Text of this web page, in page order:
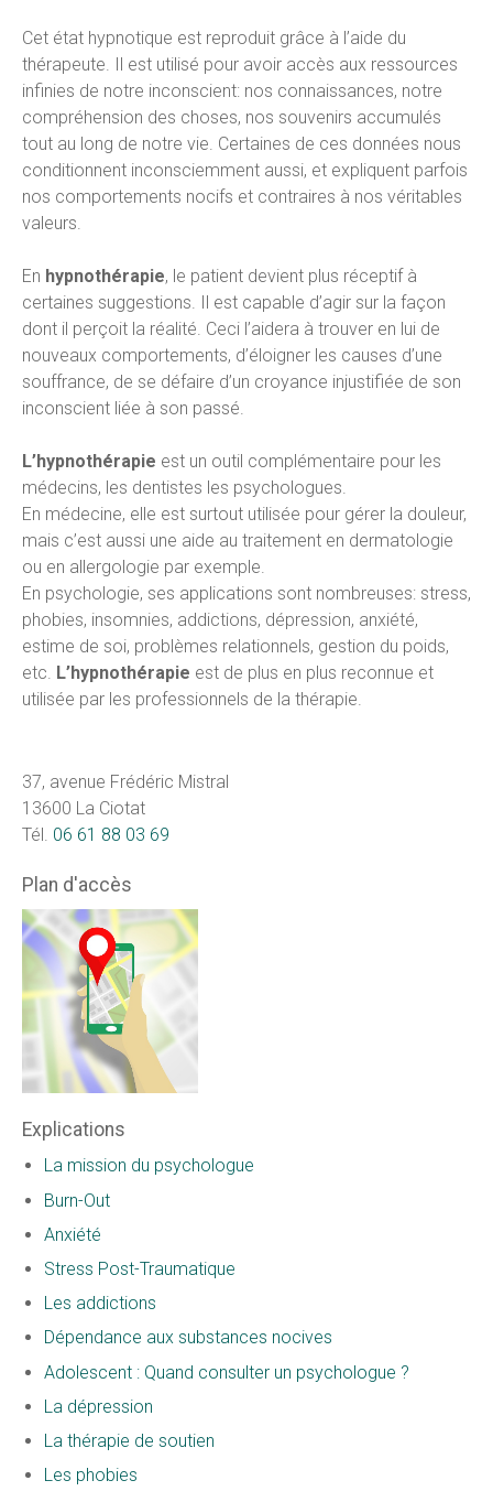
Cet état hypnotique est reproduit grâce à l’aide du
thérapeute. Il est utilisé pour avoir accès aux ressources
infinies de notre inconscient: nos connaissances, notre
compréhension des choses, nos souvenirs accumulés
tout au long de notre vie. Certaines de ces données nous
conditionnent inconsciemment aussi, et expliquent parfois
nos comportements nocifs et contraires à nos véritables
valeurs.
En hypnothérapie, le patient devient plus réceptif à
certaines suggestions. Il est capable d’agir sur la façon
dont il perçoit la réalité. Ceci l’aidera à trouver en lui de
nouveaux comportements, d’éloigner les causes d’une
souffrance, de se défaire d’un croyance injustifiée de son
inconscient liée à son passé.
L’hypnothérapie est un outil complémentaire pour les
médecins, les dentistes les psychologues.
En médecine, elle est surtout utilisée pour gérer la douleur,
mais c’est aussi une aide au traitement en dermatologie
ou en allergologie par exemple.
En psychologie, ses applications sont nombreuses: stress,
phobies, insomnies, addictions, dépression, anxiété,
estime de soi, problèmes relationnels, gestion du poids,
etc. L’hypnothérapie est de plus en plus reconnue et
utilisée par les professionnels de la thérapie.
37, avenue Frédéric Mistral
13600 La Ciotat
Tél. 06 61 88 03 69
Plan d'accès
Explications
La mission du psychologue
Burn-Out
Anxiété
Stress Post-Traumatique
Les addictions
Dépendance aux substances nocives
Adolescent : Quand consulter un psychologue ?
La dépression
La thérapie de soutien
Les phobies